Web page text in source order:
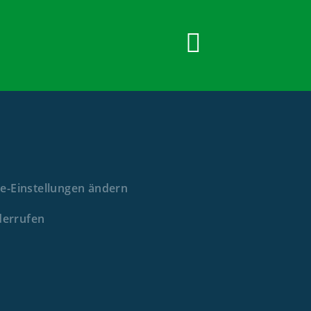
Einstellungen ändern